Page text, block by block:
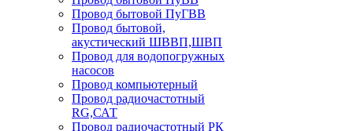
Провод бытовой ПуГВВ
Провод бытовой,
акустический ШВВП,ШВП
Провод для водопогружных
насосов
Провод компьютерный
Провод радиочастотный
RG,САТ
Провод радиочастотный РК